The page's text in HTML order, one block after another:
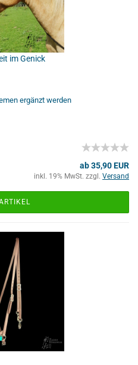
im Genick
ergänzt werden
ab 35,90 EUR
inkl. 19% MwSt. zzgl. Versand